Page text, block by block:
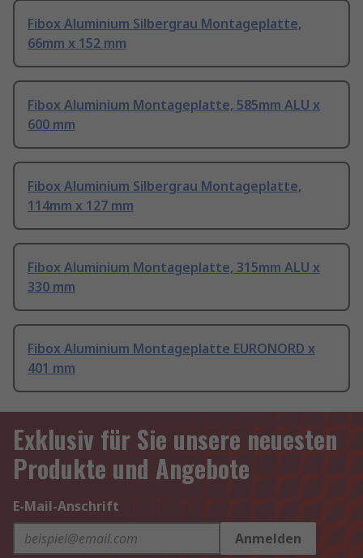
Fibox Aluminium Silbergrau Montageplatte,
66mm x 152 mm
Fibox Aluminium Montageplatte, 585mm ALU x
600 mm
Fibox Aluminium Silbergrau Montageplatte,
114mm x 127 mm
Fibox Aluminium Montageplatte, 315mm ALU x
330 mm
Fibox Aluminium Montageplatte EURONORD x
401 mm
Exklusiv für Sie unsere neuesten
Produkte und Angebote
E-Mail-Anschrift
Anmelden